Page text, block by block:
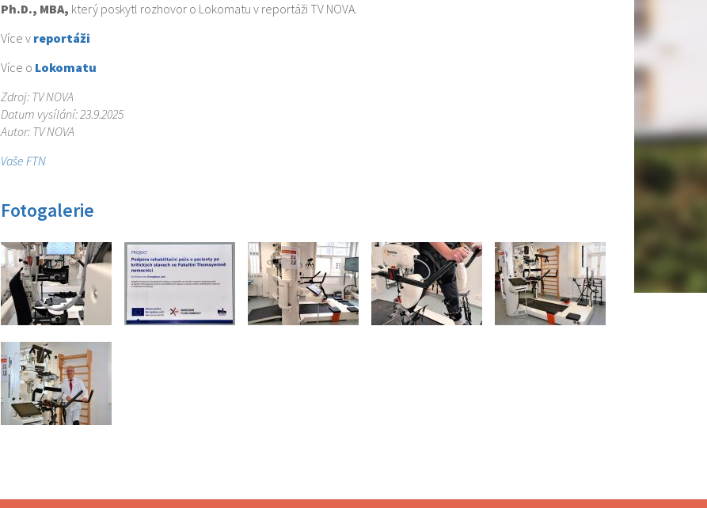
Ph.D., MBA, který poskytl rozhovor o Lokomatu v reportáži TV NOVA.
Více v reportáži
Více o Lokomatu
Zdroj: TV NOVA
Datum vysílání: 23.9.2025
Autor: TV NOVA
Vaše FTN
Fotogalerie